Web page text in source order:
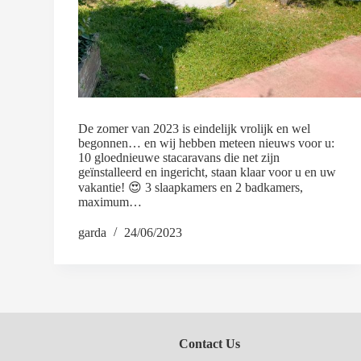
De zomer van 2023 is eindelijk vrolijk en wel
begonnen… en wij hebben meteen nieuws voor u:
10 gloednieuwe stacaravans die net zijn
geïnstalleerd en ingericht, staan klaar voor u en uw
vakantie! 😍 3 slaapkamers en 2 badkamers,
maximum…
garda 24/06/2023
Contact Us